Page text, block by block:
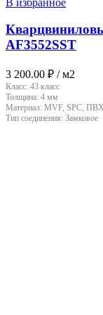
AF3552SST
3 200.00 ₽ / м2
Класс: 43 класс
Толщина: 4 мм
Материал: MVF, SPC, ПВХ
Тип соединения: Замковое